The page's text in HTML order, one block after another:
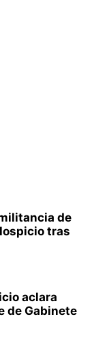
de
tras
aclara
de Gabinete